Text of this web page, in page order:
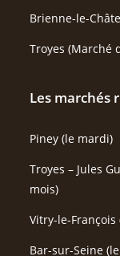
Brienne-le-
Troyes (Marché
Les marchés
Piney (le mardi)
Troyes – Jules
mois)
Vitry-le-
Bar-sur-Seine